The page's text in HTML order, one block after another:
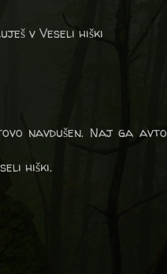
v Veseli hiški
navdušen. Naj ga
hiški.